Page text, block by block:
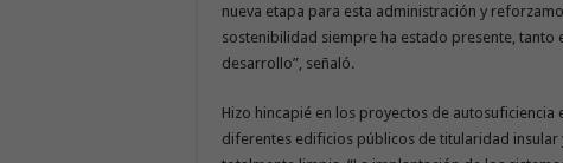
nueva etapa para esta administración y
sostenibilidad siempre ha estado presente, tanto
desarrollo”, señaló.
Hizo hincapié en los proyectos de
diferentes edificios públicos de titularidad